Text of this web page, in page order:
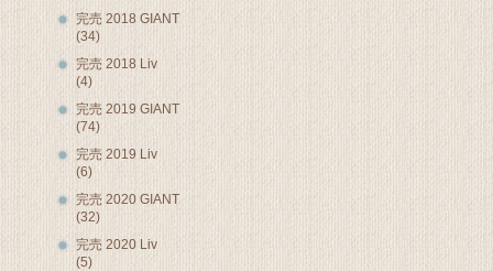
完売 2018 GIANT
(34)
完売 2018 Liv
(4)
完売 2019 GIANT
(74)
完売 2019 Liv
(6)
完売 2020 GIANT
(32)
完売 2020 Liv
(5)